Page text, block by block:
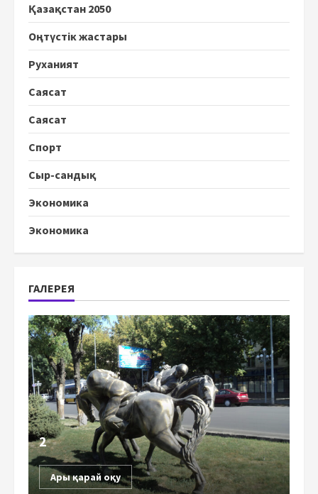
Қазақстан 2050
Оңтүстік жастары
Руханият
Саясат
Саясат
Спорт
Сыр-сандық
Экономика
Экономика
ГАЛЕРЕЯ
2
Ары қарай оқу